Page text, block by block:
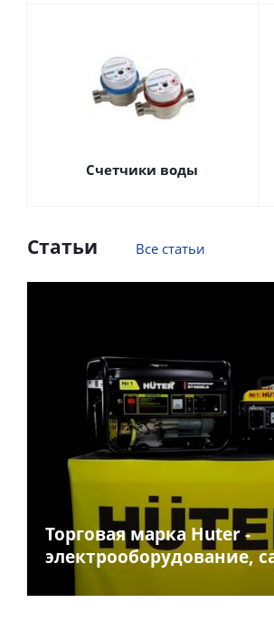
Счетчики воды
Статьи Все статьи
Торговая марка Huter -
электрооборудование,